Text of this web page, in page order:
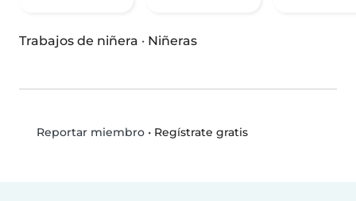
Trabajos de niñera · Niñeras
Reportar miembro• Regístrate gratis